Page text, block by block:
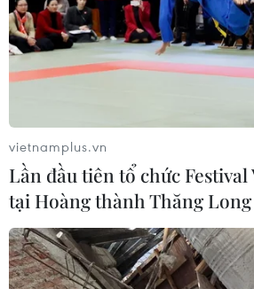
vietnamplus.vn
Lần đầu tiên tổ chức
tại Hoàng thành Thăng Long